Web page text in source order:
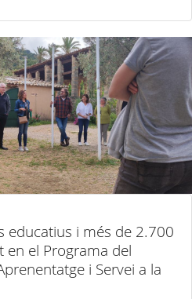
educatius i més de 2.700
en el Programa del
i Servei a la